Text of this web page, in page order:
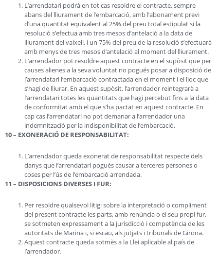
L’arrendatari podrà en tot cas resoldre el contracte, sempre
abans del lliurament de l’embarcació, amb l’abonament previ
d’una quantitat equivalent al 25% del preu total estipulat si la
resolució s’efectua amb tres mesos d’antelació a la data de
lliurament del vaixell, i un 75% del preu de la resolució s’efectuarà
amb menys de tres mesos d’antelació al moment del lliurament.
L’arrendador pot resoldre aquest contracte en el supòsit que per
causes alienes a la seva voluntat no pogués posar a disposició de
l’arrendatari l’embarcació contractada en el moment i el lloc que
s’hagi de lliurar. En aquest supòsit, l’arrendador reintegrarà a
l’arrendatari totes les quantitats que hagi percebut fins a la data
de conformitat amb el que s’ha pactat en aquest contracte. En
cap cas l’arrendatari no pot demanar a l’arrendador una
indemnització per la indisponibilitat de l’embarcació.
10 – EXONERACIÓ DE RESPONSABILITAT:
L’arrendador queda exonerat de responsabilitat respecte dels
danys que l’arrendatari pogués causar a terceres persones o
coses per l’ús de l’embarcació arrendada.
11 – DISPOSICIONS DIVERSES I FUR:
Per resoldre qualsevol litigi sobre la interpretació o compliment
del present contracte les parts, amb renúncia o el seu propi fur,
se sotmeten expressament a la jurisdicció i competència de les
autoritats de Marina i, si escau, als jutjats i tribunals de Girona.
Aquest contracte queda sotmès a la Llei aplicable al país de
l’arrendador.